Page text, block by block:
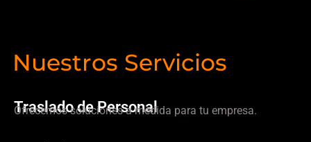
Nuestros Servicios
Traslado de Personal
Ofrecemos soluciones a medida para tu empresa.